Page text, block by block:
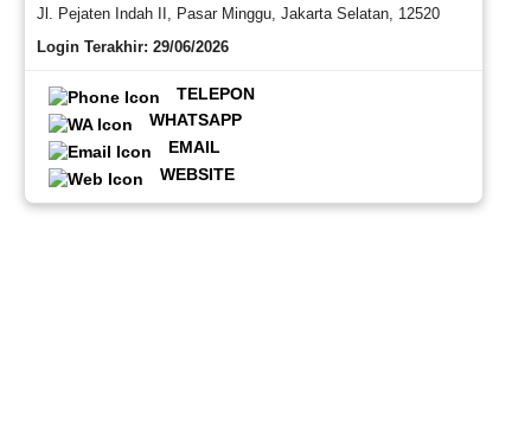
Jl. Pejaten Indah II, Pasar Minggu, Jakarta Selatan, 12520
Login Terakhir: 29/06/2026
TELEPON
WHATSAPP
EMAIL
WEBSITE